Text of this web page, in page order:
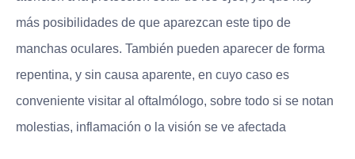
más posibilidades de que aparezcan este tipo de
manchas oculares. También pueden aparecer de forma
repentina, y sin causa aparente, en cuyo caso es
conveniente visitar al oftalmólogo, sobre todo si se notan
molestias, inflamación o la visión se ve afectada